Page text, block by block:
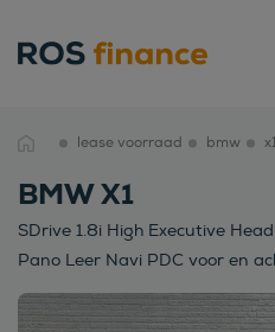
lease voorraad bmw
BMW X1
SDrive 1.8i High Executive
Pano Leer Navi PDC voor en